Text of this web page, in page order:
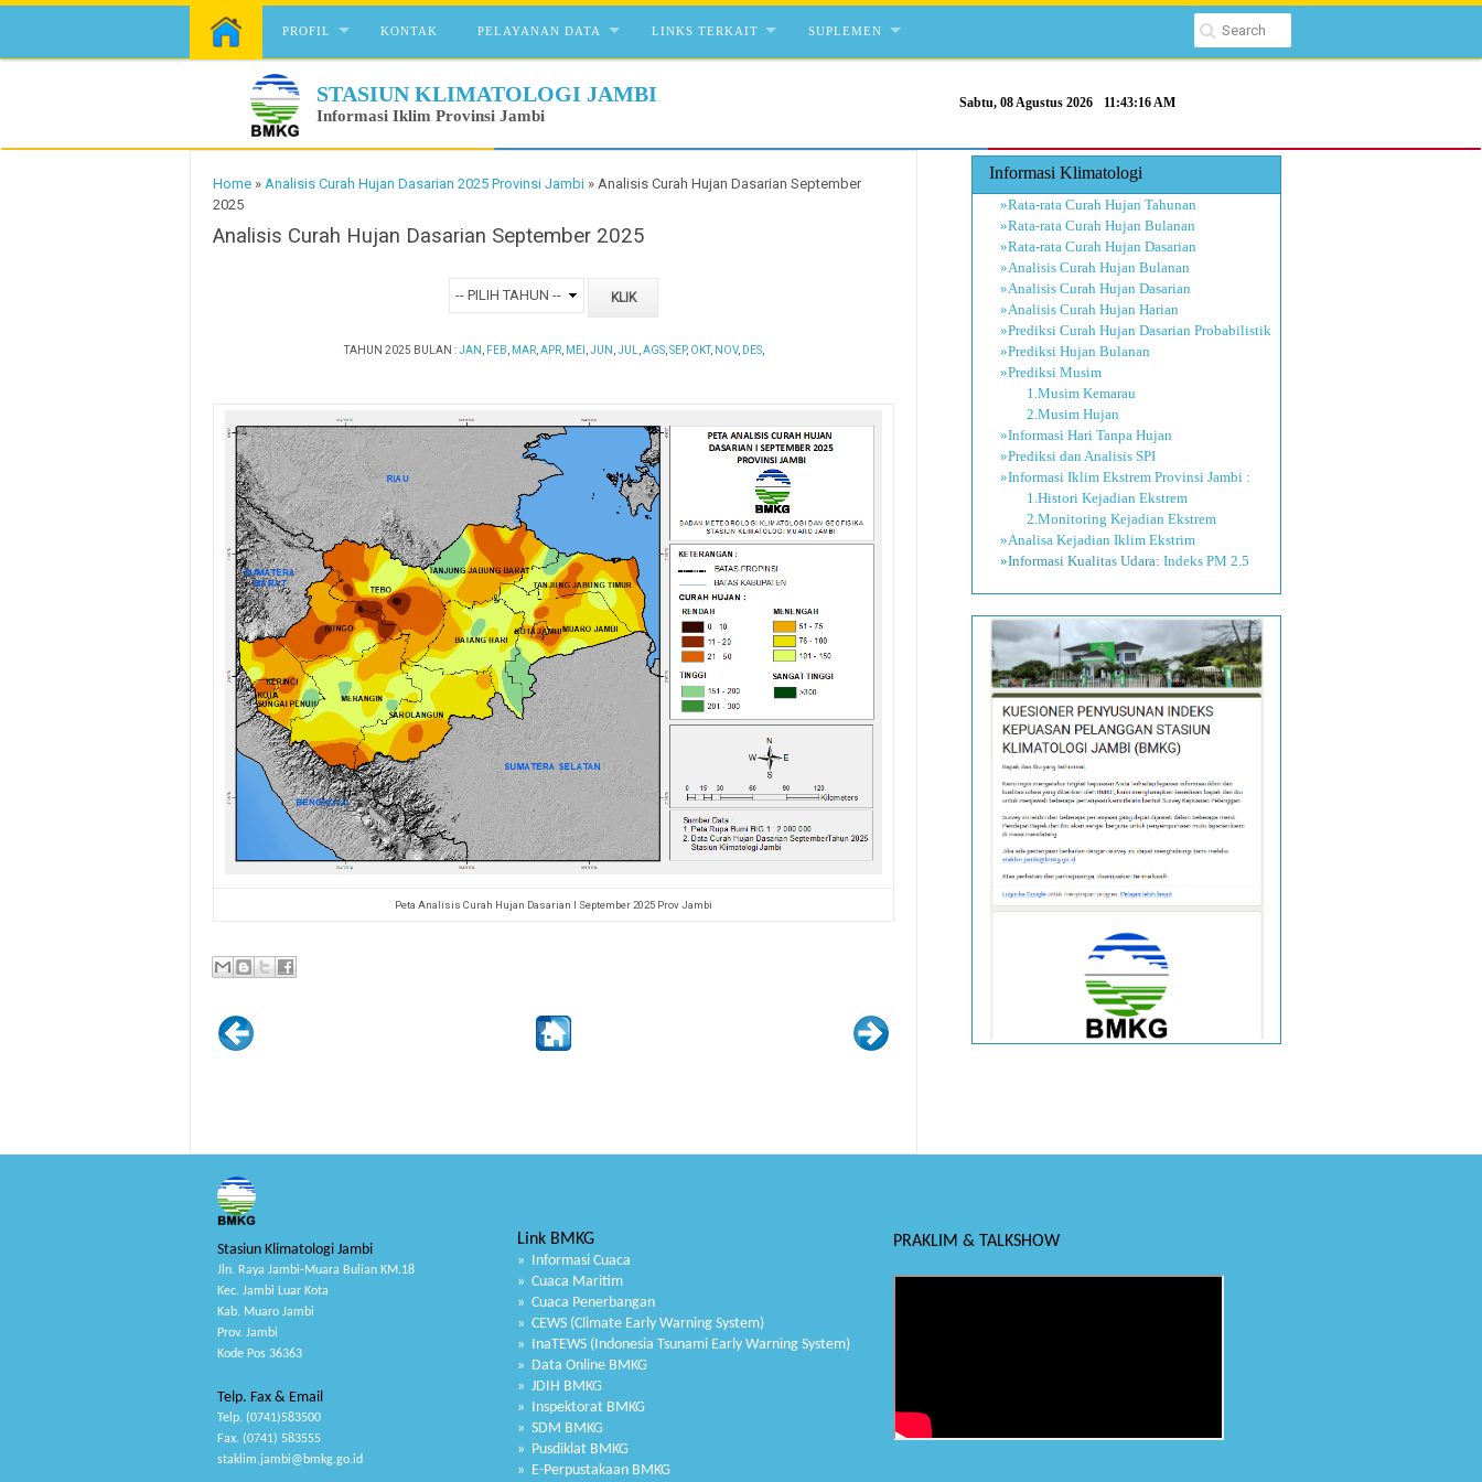
Skip to content
PROFIL KONTAK PELAYANAN DATA LINKS TERKAIT SUPLEMEN
STASIUN KLIMATOLOGI JAMBI
Informasi Iklim Provinsi Jambi
Sabtu, 08 Agustus 2026 11:43:17 AM
Home » Analisis Curah Hujan Dasarian 2025 Provinsi Jambi » Analisis Curah Hujan Dasarian September
2025
Analisis Curah Hujan Dasarian September 2025
TAHUN 2025 BULAN :JAN FEB MAR, APR, MEI JUN JUL AGS, SEP, OKT, NOV, DES,
Peta Analisis Curah Hujan Dasarian I September 2025 Prov Jambi
Informasi Klimatologi
»Rata-rata Curah Hujan Tahunan
»Rata-rata Curah Hujan Bulanan
»Rata-rata Curah Hujan Dasarian
»Analisis Curah Hujan Bulanan
»Analisis Curah Hujan Dasarian
»Analisis Curah Hujan Harian
»Prediksi Curah Hujan Dasarian Probabilistik
»Prediksi Hujan Bulanan
»Prediksi Musim
1.Musim Kemarau
2.Musim Hujan
»Informasi Hari Tanpa Hujan
»Prediksi dan Analisis SPI
»Informasi Iklim Ekstrem Provinsi Jambi :
1.Histori Kejadian Ekstrem
2.Monitoring Kejadian Ekstrem
»Analisa Kejadian Iklim Ekstrim
»Informasi Kualitas Udara: Indeks PM 2.5
Stasiun Klimatologi Jambi
Jln. Raya Jambi-Muara Bulian KM.18
Kec. Jambi Luar Kota
Kab. Muaro Jambi
Prov. Jambi
Kode Pos 36363
Telp. Fax & Email
Telp. (0741)583500
Fax. (0741) 583555
staklim.jambi@bmkg.go.id
Link BMKG
» Informasi Cuaca
» Cuaca Maritim
» Cuaca Penerbangan
» CEWS (Climate Early Warning System)
» InaTEWS (Indonesia Tsunami Early Warning System)
» Data Online BMKG
» JDIH BMKG
» Inspektorat BMKG
» SDM BMKG
» Pusdiklat BMKG
» E-Perpustakaan BMKG
PRAKLIM & TALKSHOW